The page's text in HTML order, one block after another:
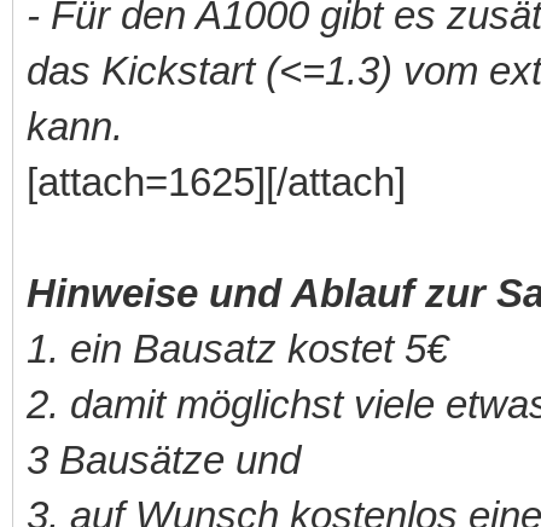
- Für den A1000 gibt es
das Kickstart (<=1.3) vom
kann.
[attach=1625][/attach]
Hinweise und Ablauf zur
1. ein Bausatz kostet 5€
2. damit möglichst viele
3 Bausätze und
3. auf Wunsch kostenlos